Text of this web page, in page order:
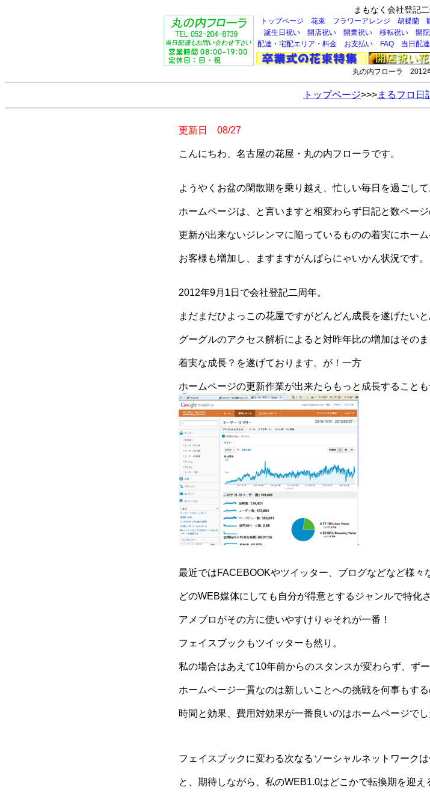
まもなく会社登記二
トップページ 花束 フラワーアレンジ 胡蝶蘭
誕生日祝い
開店祝い 開業祝い 移転祝い 開
配達・宅配エリア・料金
お支払い FAQ 当日配
丸の内フローラ 2012
トップページ>>>まるフロ日
更新日 08/27
こんにちわ、名古屋の花屋・丸の内フローラです。
ようやくお盆の閑散期を乗り越え、忙しい毎日を過ごし
ホームページは、と言いますと相変わらず日記と数ペー
更新が出来ないジレンマに陥っているものの着実にホー
お客様も増加し、ますますがんばらにゃいかん状況です。
2012年9月1日で会社登記二周年。
まだまだひよっこの花屋ですがどんどん成長を遂げたいと
グーグルのアクセス解析によると対昨年比の増加はその
着実な成長？を遂げております。が！一方
ホームページの更新作業が出来たらもっと成長することも
最近ではFACEBOOKやツイッター、ブログなどなど様々
どのWEB媒体にしても自分が得意とするジャンルで特化
アメブロがその方に使いやすけりゃそれが一番！
フェイスブックもツイッターも然り。
私の場合はあえて10年前からのスタンスが変わらず、ず
ホームページ一貫なのは新しいことへの挑戦を何事もす
時間と効果、費用対効果が一番良いのはホームページでし
フェイスブックに変わる次なるソーシャルネットワークは
と、期待しながら、私のWEB1.0はどこかで転換期を迎え